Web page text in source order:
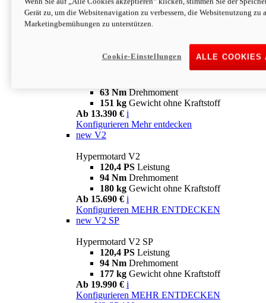
63 NmDrehmoment
151 kgGewicht ohne Kraftstoff
Ab 13.890 € i
63 Nm Drehmoment
151 kg Gewicht ohne Kraftstoff
Ab 13.390 € i
Konfigurieren Mehr entdecken
new V2
Hypermotard V2
120,4 PS Leistung
94 Nm Drehmoment
180 kg Gewicht ohne Kraftstoff
Ab 15.690 € i
Konfigurieren MEHR ENTDECKEN
new V2 SP
Hypermotard V2 SP
120,4 PS Leistung
94 Nm Drehmoment
177 kg Gewicht ohne Kraftstoff
Ab 19.990 € i
Konfigurieren MEHR ENTDECKEN
Gerät zu, um die Websitenavigation zu verbessern, die Websitenutzung zu
Marketingbemühungen zu unterstützen.
ALLE COOKIES
Cookie-Einstellungen